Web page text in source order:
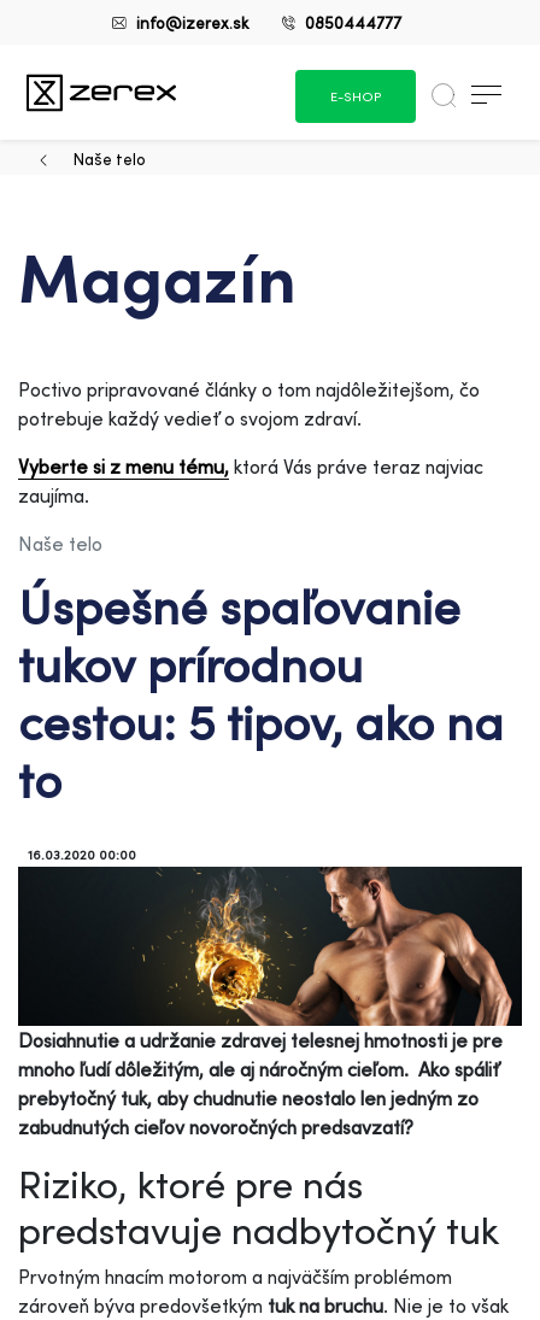
info@izerex.sk 0850444777
E-SHOP
Naše telo
Magazín
Poctivo pripravované články o tom najdôležitejšom, čo
potrebuje každý vedieť o svojom zdraví.
Vyberte si z menu tému, ktorá Vás práve teraz najviac
zaujíma.
Naše telo
Úspešné spaľovanie
tukov prírodnou
cestou: 5 tipov, ako na
to
16.03.2020 00:00
Dosiahnutie a udržanie zdravej telesnej hmotnosti je pre
mnoho ľudí dôležitým, ale aj náročným cieľom. Ako spáliť
prebytočný tuk, aby chudnutie neostalo len jedným zo
zabudnutých cieľov novoročných predsavzatí?
Riziko, ktoré pre nás
predstavuje nadbytočný tuk
Prvotným hnacím motorom a najväčším problémom
zároveň býva predovšetkým tuk na bruchu. Nie je to však